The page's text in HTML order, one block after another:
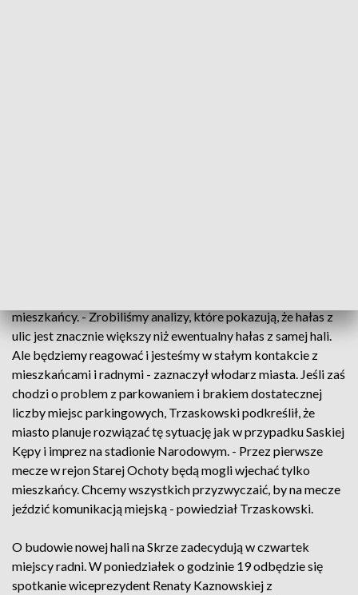
mieszkańcy. - Zrobiliśmy analizy, które pokazują, że hałas z
ulic jest znacznie większy niż ewentualny hałas z samej hali.
Ale będziemy reagować i jesteśmy w stałym kontakcie z
mieszkańcami i radnymi - zaznaczył włodarz miasta. Jeśli zaś
chodzi o problem z parkowaniem i brakiem dostatecznej
liczby miejsc parkingowych, Trzaskowski podkreślił, że
miasto planuje rozwiązać tę sytuację jak w przypadku Saskiej
Kępy i imprez na stadionie Narodowym. - Przez pierwsze
mecze w rejon Starej Ochoty będą mogli wjechać tylko
mieszkańcy. Chcemy wszystkich przyzwyczaić, by na mecze
jeździć komunikacją miejską - powiedział Trzaskowski.
O budowie nowej hali na Skrze zadecydują w czwartek
miejscy radni. W poniedziałek o godzinie 19 odbędzie się
spotkanie wiceprezydent Renaty Kaznowskiej z